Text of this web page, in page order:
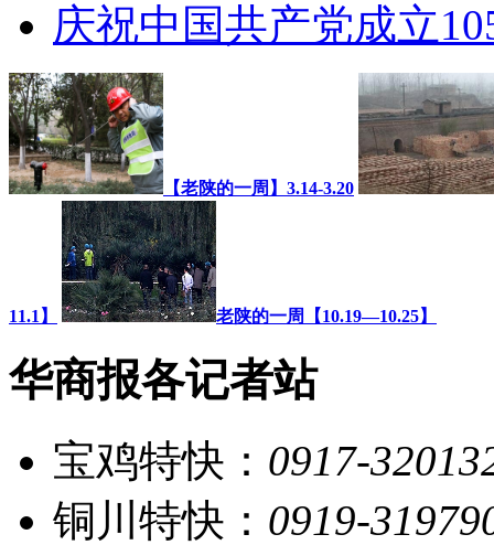
庆祝中国共产党成立
【老陕的一周】3.14-3.20
11.1】 老陕的一周【10.19—10.25】
华商报各记者站
宝鸡特快： 0917-
铜川特快： 0919-